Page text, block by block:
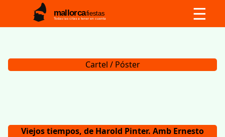
mallorcafiestas
Todas las citas a tener en cuenta ☰
Cartel / Póster
Viejos tiempos, de Harold Pinter. Amb Ernesto